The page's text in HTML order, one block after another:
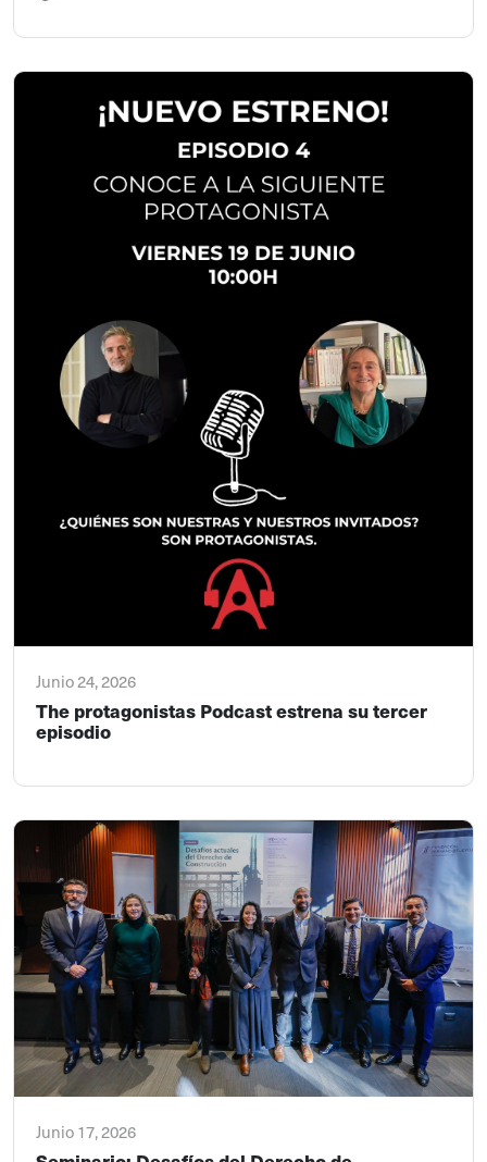
Junio 24, 2026
The protagonistas Podcast estrena su tercer
episodio
Junio 17, 2026